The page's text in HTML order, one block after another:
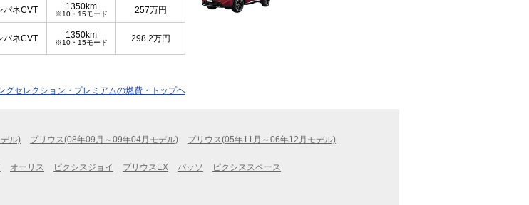
パネCVT 1350km
※10・15モード 257万円
パネCVT 1350km
※10・15モード 298.2万円
グセレクション・プレミアムの燃費・トップヘ
ル) プリウス(08年09月～09年04月モデル)
プリウス(05年11月～06年12月モデル)
オーリス ピクシスジョイ プリウスEX パッソ ピクシススペース